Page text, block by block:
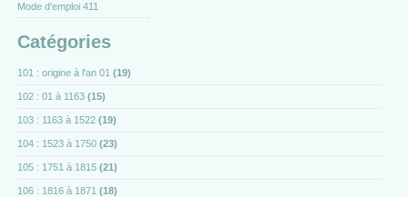
Mode d’emploi 411
Catégories
101 : origine à l'an 01 (19)
102 : 01 à 1163 (15)
103 : 1163 à 1522 (19)
104 : 1523 à 1750 (23)
105 : 1751 à 1815 (21)
106 : 1816 à 1871 (18)